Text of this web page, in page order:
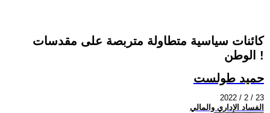
كائنات سياسية متطاولة متربصة على مقدسات
الوطن !
حميد طولست
2022 / 2 / 23
الفساد الإداري والمالي